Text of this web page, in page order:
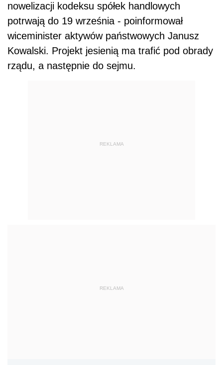
nowelizacji kodeksu spółek handlowych
potrwają do 19 września - poinformował
wiceminister aktywów państwowych Janusz
Kowalski. Projekt jesienią ma trafić pod obrady
rządu, a następnie do sejmu.
REKLAMA
REKLAMA